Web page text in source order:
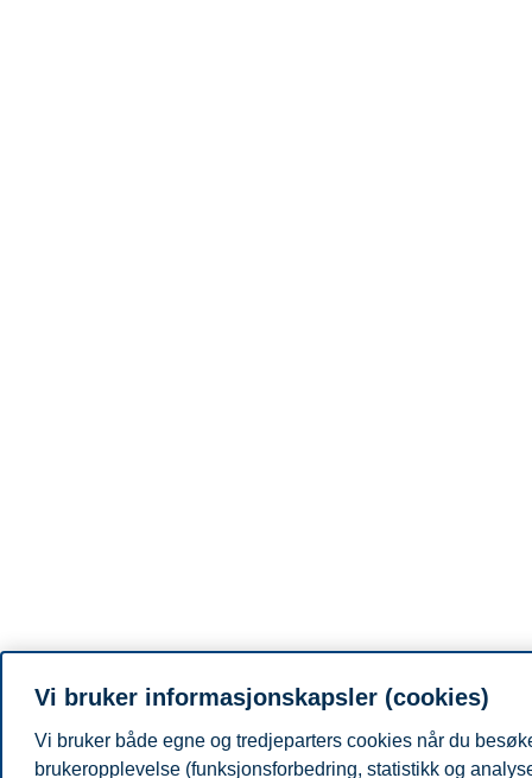
Vi bruker informasjonskapsler (cookies)
Vi bruker både egne og tredjeparters cookies når du
brukeropplevelse (funksjonsforbedring, statistikk og